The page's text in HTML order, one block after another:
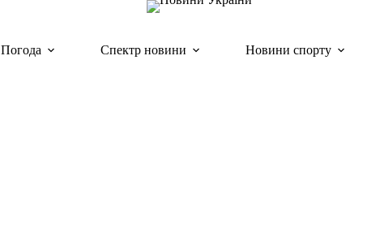
Погода Спектр новини Новини спорту